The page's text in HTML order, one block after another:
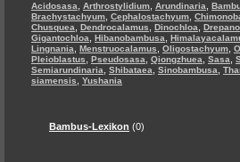
Acidosasa Arthrostylidium Arundinaria
Brachystachyum Cephalostachyum
Chusquea
Dendrocalamus Dinochloa
Gigantochloa
Hibanobambusa
Lingnania
Menstruocalamus Oligostachyum
Pleioblastus
Pseudosasa Qiongzhuea Sasa
Semiarundinaria
Shibataea Sinobambusa
siamensis
Yushania
Bambus-Lexikon (0)